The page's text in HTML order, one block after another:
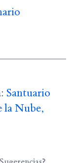
Santuario
la Nube,